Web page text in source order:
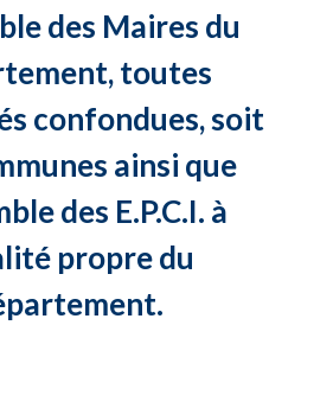
des Maires du
toutes
confondues, soit
ainsi que
des E.P.C.I. à
propre du